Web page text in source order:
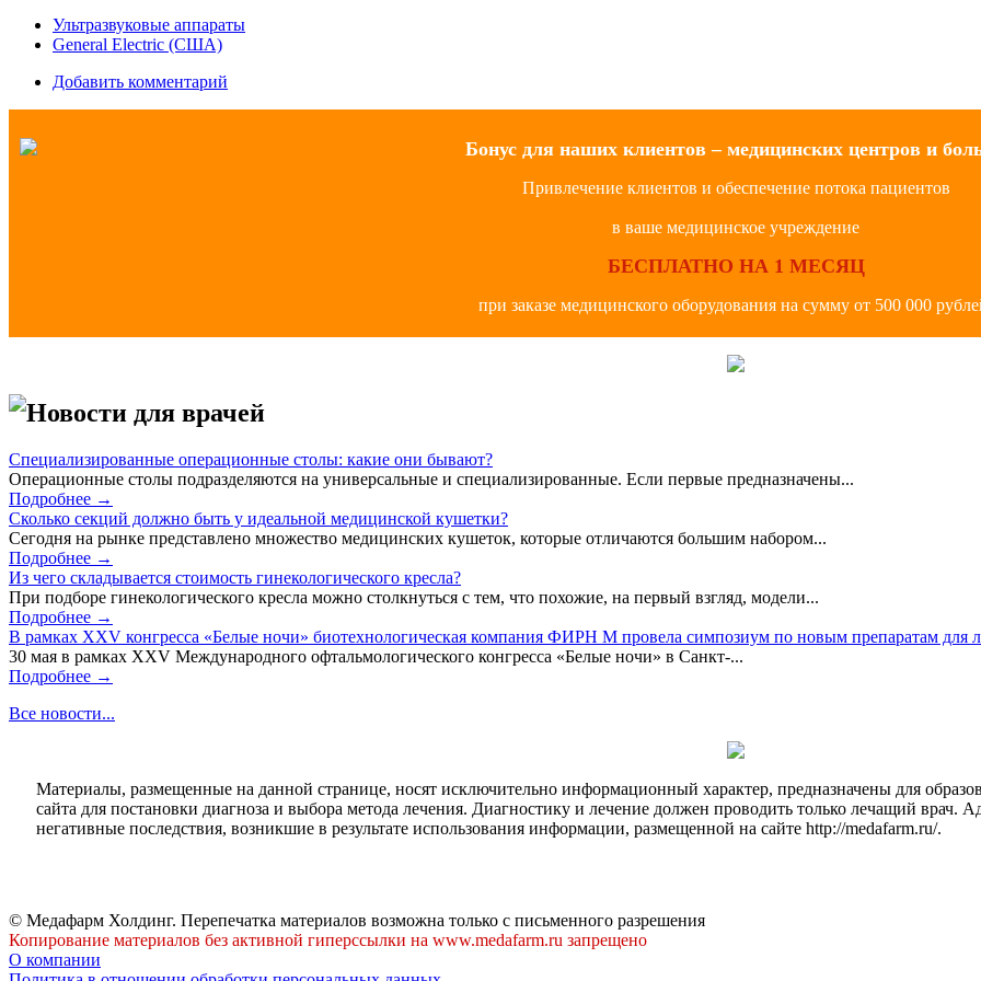
Ультразвуковые аппараты
General Electric (США)
Добавить комментарий
Бонус для наших клиентов – медицинских центров и
Привлечение клиентов и обеспечение потока пациентов
в ваше медицинское учреждение
БЕСПЛАТНО НА 1 МЕСЯЦ
при заказе медицинского оборудования на сумму от 500 000
Новости для врачей
Специализированные операционные столы: какие они бывают?
Операционные столы подразделяются на универсальные и специализированные. Если первые предназначены...
Подробнее →
Сколько секций должно быть у идеальной медицинской кушетки?
Сегодня на рынке представлено множество медицинских кушеток, которые отличаются большим набором...
Подробнее →
Из чего складывается стоимость гинекологического кресла?
При подборе гинекологического кресла можно столкнуться с тем, что похожие, на первый взгляд, модели...
Подробнее →
В рамках XXV конгресса «Белые ночи» биотехнологическая компания ФИРН М провела симпозиум по новым препаратам для
30 мая в рамках XXV Международного офтальмологического конгресса «Белые ночи» в Санкт-...
Подробнее →
Все новости...
Материалы, размещенные на данной странице, носят исключительно информационный характер, предназначены для
сайта для постановки диагноза и выбора метода лечения. Диагностику и лечение должен проводить только лечащий врач.
негативные последствия, возникшие в результате использования информации, размещенной на сайте http://medafarm.ru/.
© Медафарм Холдинг. Перепечатка материалов возможна только с письменного разрешения
Копирование материалов без активной гиперссылки на www.medafarm.ru запрещено
О компании